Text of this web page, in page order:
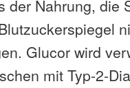
der Nahrung, die
Glucor wird
mit Typ-2-